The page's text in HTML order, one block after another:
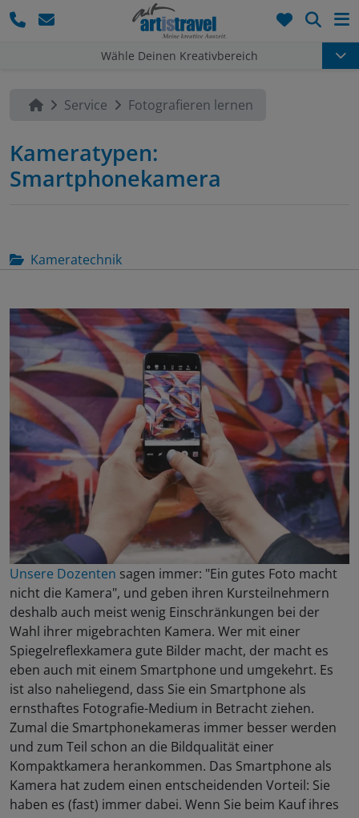
Wähle Deinen Kreativbereich
Service Fotografieren lernen
Kameratypen:
Smartphonekamera
Kameratechnik
Unsere Dozenten sagen immer: "Ein gutes Foto macht
nicht die Kamera", und geben ihren Kursteilnehmern
deshalb auch meist wenig Einschränkungen bei der
Wahl ihrer migebrachten Kamera. Wer mit einer
Spiegelreflexkamera gute Bilder macht, der macht es
eben auch mit einem Smartphone und umgekehrt. Es
ist also naheliegend, dass Sie ein Smartphone als
ernsthaftes Fotografie-Medium in Betracht ziehen.
Zumal die Smartphonekameras immer besser werden
und zum Teil schon an die Bildqualität einer
Kompaktkamera herankommen. Das Smartphone als
Kamera hat zudem einen entscheidenden Vorteil: Sie
haben es (fast) immer dabei. Wenn Sie beim Kauf ihres